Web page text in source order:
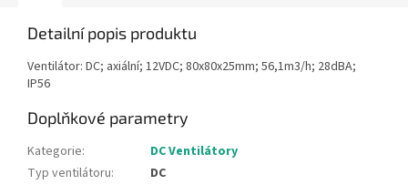
Detailní popis produktu
Ventilátor: DC; axiální; 12VDC; 80x80x25mm; 56,1m3/h; 28dBA;
IP56
Doplňkové parametry
Kategorie:
DC Ventilátory
Typ ventilátoru:
DC